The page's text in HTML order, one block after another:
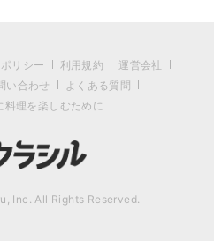
リシー 利用規約
運営会社
い合わせ
よくある質問
料理を楽しむために
Inc. All Rights Reserved.